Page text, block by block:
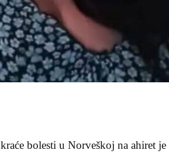
bolesti u Norveškoj na ahiret je